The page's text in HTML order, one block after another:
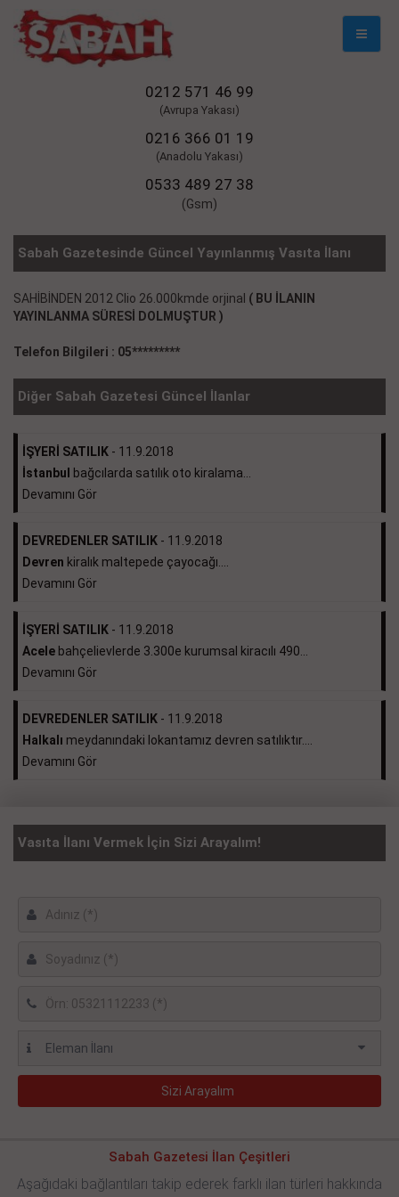
Mobil
0212 571 46 99
(Avrupa Yakası)
0216 366 01 19
(Anadolu Yakası)
0533 489 27 38
(Gsm)
Sabah Gazetesinde Güncel Yayınlanmış Vasıta İlanı
SAHİBİNDEN 2012 Clio 26.000kmde orjinal ( BU İLANIN
YAYINLANMA SÜRESİ DOLMUŞTUR )
Telefon Bilgileri : 05*********
Diğer Sabah Gazetesi Güncel İlanlar
İŞYERİ SATILIK - 11.9.2018
İstanbul
bağcılarda satılık oto kiralama...
Devamını Gör
DEVREDENLER SATILIK - 11.9.2018
Devren kiralık maltepede çayocağı....
Devamını Gör
İŞYERİ SATILIK - 11.9.2018
Acele bahçelievlerde 3.300e kurumsal kiracılı 490...
Devamını Gör
DEVREDENLER SATILIK - 11.9.2018
Halkalı meydanındaki lokantamız devren satılıktır....
Devamını Gör
Vasıta İlanı Vermek İçin Sizi Arayalım!
Sabah Gazetesi İlan Çeşitleri
Aşağıdaki bağlantıları takip ederek farklı ilan türleri hakkında